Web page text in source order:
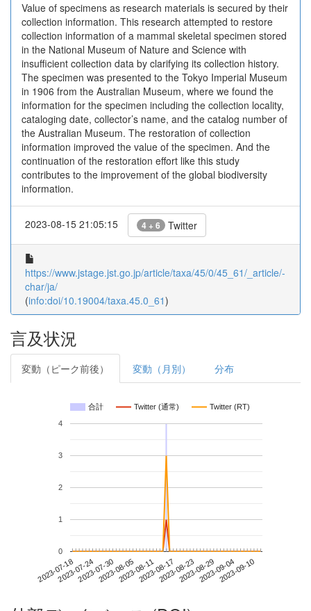
Value of specimens as research materials is secured by their
collection information. This research attempted to restore
collection information of a mammal skeletal specimen stored
in the National Museum of Nature and Science with
insufficient collection data by clarifying its collection history.
The specimen was presented to the Tokyo Imperial Museum
in 1906 from the Australian Museum, where we found the
information for the specimen including the collection locality,
cataloging date, collector’s name, and the catalog number of
the Australian Museum. The restoration of collection
information improved the value of the specimen. And the
continuation of the restoration effort like this study
contributes to the improvement of the global biodiversity
information.
2023-08-15 21:05:15 4 + 6 Twitter
https://www.jstage.jst.go.jp/article/taxa/45/0/45_61/_article/-
char/ja/
(info:doi/10.19004/taxa.45.0_61)
言及状況
変動（ピーク前後） 変動（月別） 分布
合計 Twitter (通常) Twitter (RT)
2023-07-182023-07-242023-07-302023-08-052023-08-112023-08-172023-08-232023-08-292023-09-042023-09-10
0
1
2
3
4